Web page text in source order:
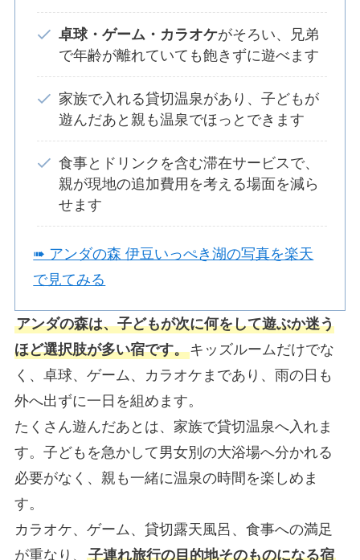
卓球・ゲーム・カラオケがそろい、兄弟
で年齢が離れていても飽きずに遊べます
家族で入れる貸切温泉があり、子どもが
遊んだあと親も温泉でほっとできます
食事とドリンクを含む滞在サービスで、
親が現地の追加費用を考える場面を減ら
せます
➠ アンダの森 伊豆いっぺき湖の写真を楽天
で見てみる
アンダの森は、子どもが次に何をして遊ぶか迷う
ほど選択肢が多い宿です。キッズルームだけでな
く、卓球、ゲーム、カラオケまであり、雨の日も
外へ出ずに一日を組めます。
たくさん遊んだあとは、家族で貸切温泉へ入れま
す。子どもを急かして男女別の大浴場へ分かれる
必要がなく、親も一緒に温泉の時間を楽しめま
す。
カラオケ、ゲーム、貸切露天風呂、食事への満足
が重なり、 子連れ旅行の目的地そのものになる宿